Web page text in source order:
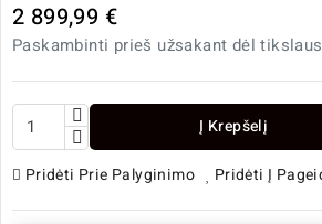
2 899,99 €
Paskambinti prieš užsakant dėl
Į Krepšelį
Pridėti Prie Palyginimo Pridėti Į